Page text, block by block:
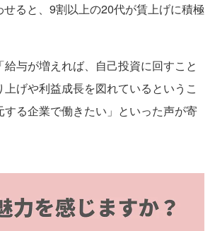
ると、9割以上の20代が賃上げに積極
与が増えれば、自己投資に回すこと
げや利益成長を図れているというこ
る企業で働きたい」といった声が寄